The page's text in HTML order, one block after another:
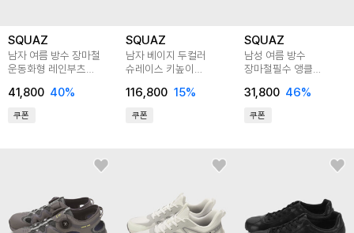
SQUAZ
남자 여름 방수 장마철
운동화형 레인부츠
41,800 40%
쿠폰
SQUAZ
남자 베이지 두컬러
슈레이스 키높이
116,800 15%
쿠폰
SQUAZ
남성 여름 방수
장마철필수 앵클
31,800 46%
쿠폰